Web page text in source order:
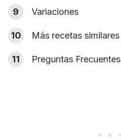
9 Variaciones
10 Más recetas similares
11 Preguntas Frecuentes